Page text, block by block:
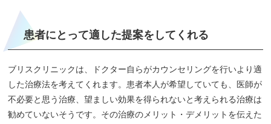
患者にとって適した提案をしてくれる
ブリスクリニックは、ドクター自らがカウンセリングを行いより適
した治療法を考えてくれます。患者本人が希望していても、医師が
不必要と思う治療、望ましい効果を得られないと考えられる治療は
勧めていないそうです。その治療のメリット・デメリットを伝えた